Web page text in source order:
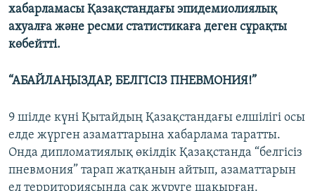
хабарламасы Қазақстандағы эпидемиолиялық
ахуалға және ресми статистикаға деген сұрақты
көбейтті.
“АБАЙЛАҢЫЗДАР, БЕЛГІСІЗ ПНЕВМОНИЯ!”
9 шілде күні Қытайдың Қазақстандағы елшілігі осы
елде жүрген азаматтарына хабарлама таратты.
Онда дипломатиялық өкілдік Қазақстанда “белгісіз
пневмония” тарап жатқанын айтып, азаматтарын
ел территориясында сақ жүруге шақырған.